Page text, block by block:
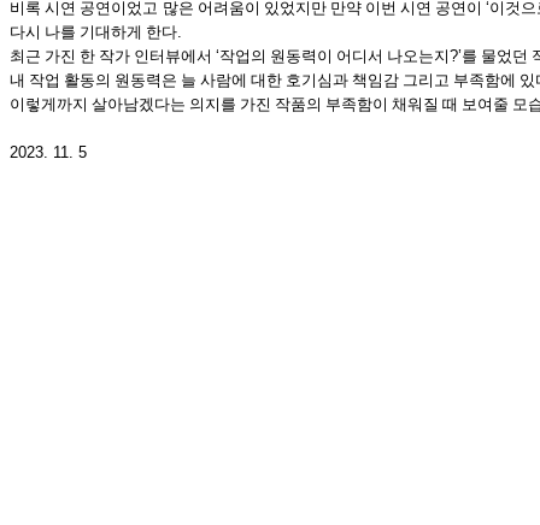
비록 시연 공연이었고 많은 어려움이 있었지만 만약 이번 시연 공연이 ‘이것
다시 나를 기대하게 한다.
최근 가진 한 작가 인터뷰에서 ‘작업의 원동력이 어디서 나오는지?’를 물었던
내 작업 활동의 원동력은 늘 사람에 대한 호기심과 책임감 그리고 부족함에 있
이렇게까지 살아남겠다는 의지를 가진 작품의 부족함이 채워질 때 보여줄
2023. 11. 5